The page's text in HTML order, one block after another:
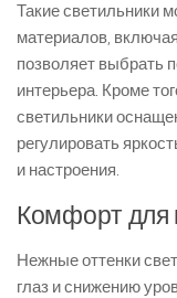
Такие светильники
материалов,
позволяет выбрать
интерьера. Кроме
светильники
регулировать
и настроения.
Комфорт для
Нежные оттенки
глаз и снижению